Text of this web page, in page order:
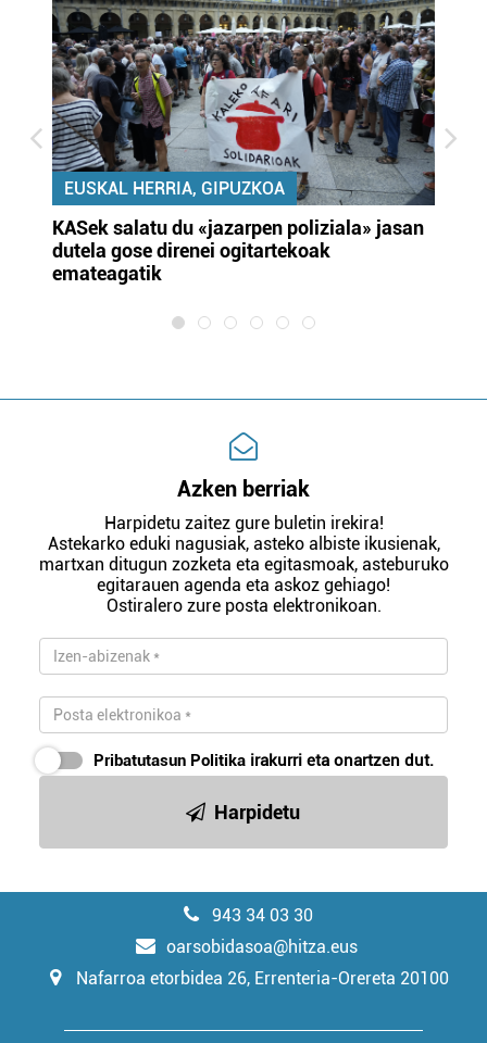
EUSKAL HERRIA, GIPUZKOA
KASek salatu du «jazarpen poliziala» jasan
dutela gose direnei ogitartekoak
emateagatik
Azken berriak
Harpidetu zaitez gure buletin irekira!
Astekarko eduki nagusiak, asteko albiste ikusienak,
martxan ditugun zozketa eta egitasmoak, asteburuko
egitarauen agenda eta askoz gehiago!
Ostiralero zure posta elektronikoan.
Pribatutasun Politika irakurri eta onartzen dut.
Harpidetu
943 34 03 30
oarsobidasoa@hitza.eus
Nafarroa etorbidea 26, Errenteria-Orereta 20100